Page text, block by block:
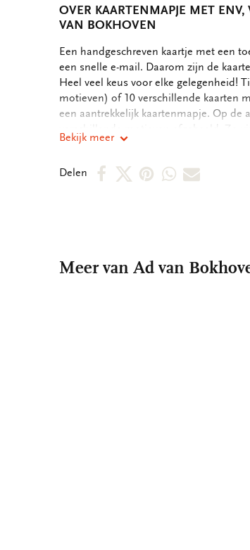
OVER KAARTENMAPJE MET
VAN BOKHOVEN
OMSCHRIJVING
Een handgeschreven kaartje met een
een snelle e-mail. Daarom zijn de
Heel veel keus voor elke gelegenheid!
motieven) of 10 verschillende kaarten
een aantrekkelijk kaartenmapje. Op de
verschillende motieven afgebeeld. Zo
binnenkant van de dubbele kaarten
motieven - 240 grms off white papier -
Bekijk meer
Delen
DeelDeelDeelDeelDeel
Meer van Ad van